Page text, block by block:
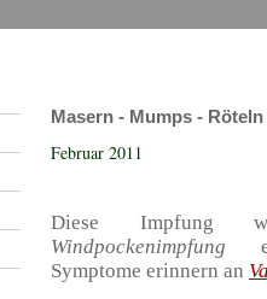
Masern - Mumps -
Februar 2011
Diese Impfung
Windpockenimpfung
Symptome erinnern an